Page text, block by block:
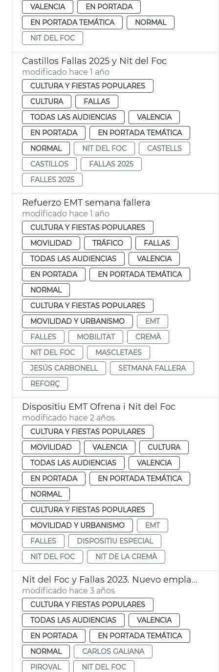
VALENCIA
EN PORTADA
EN PORTADA TEMÁTICA
NORMAL
NIT DEL FOC
Castillos Fallas 2025 y Nit del Foc
modificado hace 1 año
CULTURA Y FIESTAS POPULARES
CULTURA
FALLAS
TODAS LAS AUDIENCIAS
VALENCIA
EN PORTADA
EN PORTADA TEMÁTICA
NORMAL
NIT DEL FOC
CASTELLS
CASTILLOS
FALLAS 2025
FALLES 2025
Refuerzo EMT semana fallera
modificado hace 1 año
CULTURA Y FIESTAS POPULARES
MOVILIDAD
TRÁFICO
FALLAS
TODAS LAS AUDIENCIAS
VALENCIA
EN PORTADA
EN PORTADA TEMÁTICA
NORMAL
CULTURA Y FIESTAS POPULARES
MOVILIDAD Y URBANISMO
EMT
FALLES
MOBILITAT
CREMÀ
NIT DEL FOC
MASCLETAES
JESÚS CARBONELL
SETMANA FALLERA
REFORÇ
Dispositiu EMT Ofrena i Nit del Foc
modificado hace 2 años
CULTURA Y FIESTAS POPULARES
MOVILIDAD
VALENCIA
CULTURA
TODAS LAS AUDIENCIAS
VALENCIA
EN PORTADA
EN PORTADA TEMÁTICA
NORMAL
CULTURA Y FIESTAS POPULARES
MOVILIDAD Y URBANISMO
EMT
FALLES
DISPOSITIU ESPECIAL
NIT DEL FOC
NIT DE LA CREMÀ
Nit del Foc y Fallas 2023. Nuevo emplazamiento
modificado hace 3 años
CULTURA Y FIESTAS POPULARES
TODAS LAS AUDIENCIAS
VALENCIA
EN PORTADA
EN PORTADA TEMÁTICA
NORMAL
CARLOS GALIANA
PIROVAL
NIT DEL FOC